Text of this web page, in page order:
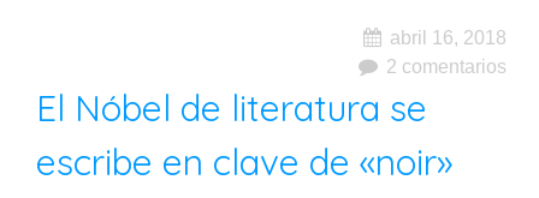
abril 16, 2018
2 comentarios
El Nóbel de literatura se
escribe en clave de «noir»